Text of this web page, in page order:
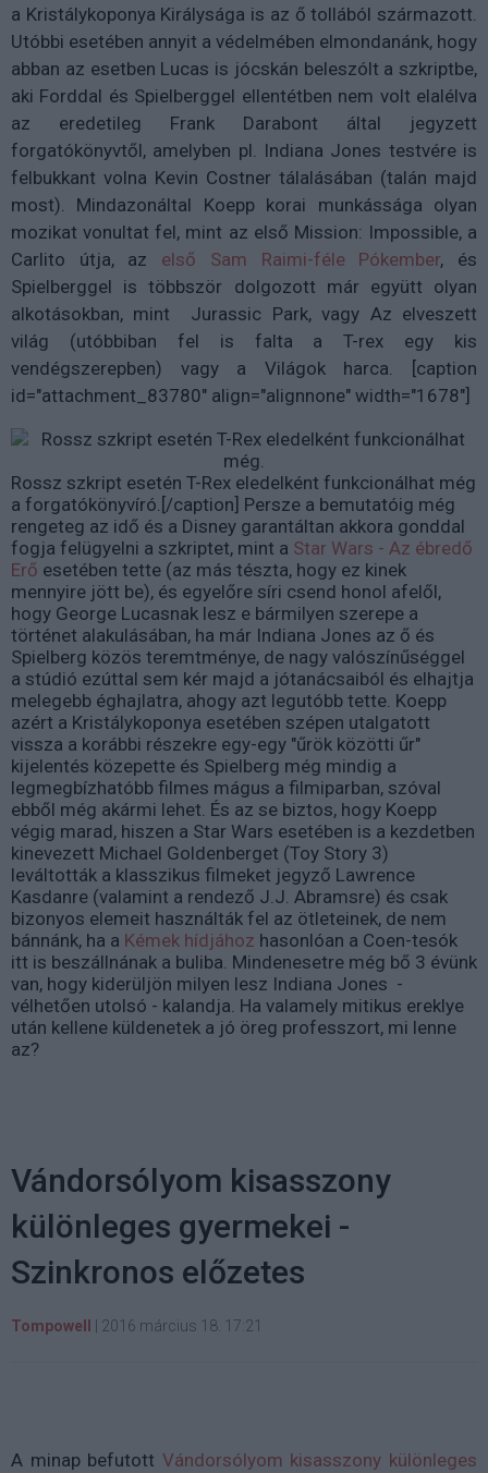
a Kristálykoponya Királysága is az ő tollából származott.
Utóbbi esetében annyit a védelmében elmondanánk, hogy
abban az esetben Lucas is jócskán beleszólt a szkriptbe,
aki Forddal és Spielberggel ellentétben nem volt elalélva
az eredetileg Frank Darabont által jegyzett
forgatókönyvtől, amelyben pl. Indiana Jones testvére is
felbukkant volna Kevin Costner tálalásában (talán majd
most). Mindazonáltal Koepp korai munkássága olyan
mozikat vonultat fel, mint az első Mission: Impossible, a
Carlito útja, az első Sam Raimi-féle Pókember, és
Spielberggel is többször dolgozott már együtt olyan
alkotásokban, mint Jurassic Park, vagy Az elveszett
világ (utóbbiban fel is falta a T-rex egy kis
vendégszerepben) vagy a Világok harca. [caption
id="attachment_83780" align="alignnone" width="1678"]
Rossz szkript esetén T-Rex eledelként funkcionálhat még
a forgatókönyvíró.[/caption] Persze a bemutatóig még
rengeteg az idő és a Disney garantáltan akkora gonddal
fogja felügyelni a szkriptet, mint a Star Wars - Az ébredő
Erő esetében tette (az más tészta, hogy ez kinek
mennyire jött be), és egyelőre síri csend honol afelől,
hogy George Lucasnak lesz e bármilyen szerepe a
történet alakulásában, ha már Indiana Jones az ő és
Spielberg közös teremtménye, de nagy valószínűséggel
a stúdió ezúttal sem kér majd a jótanácsaiból és elhajtja
melegebb éghajlatra, ahogy azt legutóbb tette. Koepp
azért a Kristálykoponya esetében szépen utalgatott
vissza a korábbi részekre egy-egy "űrök közötti űr"
kijelentés közepette és Spielberg még mindig a
legmegbízhatóbb filmes mágus a filmiparban, szóval
ebből még akármi lehet. És az se biztos, hogy Koepp
végig marad, hiszen a Star Wars esetében is a kezdetben
kinevezett Michael Goldenberget (Toy Story 3)
leváltották a klasszikus filmeket jegyző Lawrence
Kasdanre (valamint a rendező J.J. Abramsre) és csak
bizonyos elemeit használták fel az ötleteinek, de nem
bánnánk, ha a Kémek hídjához hasonlóan a Coen-tesók
itt is beszállnának a buliba. Mindenesetre még bő 3 évünk
van, hogy kiderüljön milyen lesz Indiana Jones -
vélhetően utolsó - kalandja. Ha valamely mitikus ereklye
után kellene küldenetek a jó öreg professzort, mi lenne
az?
Vándorsólyom kisasszony
különleges gyermekei -
Szinkronos előzetes
Tompowell 2016 március 18. 17:21
A minap befutott Vándorsólyom kisasszony különleges